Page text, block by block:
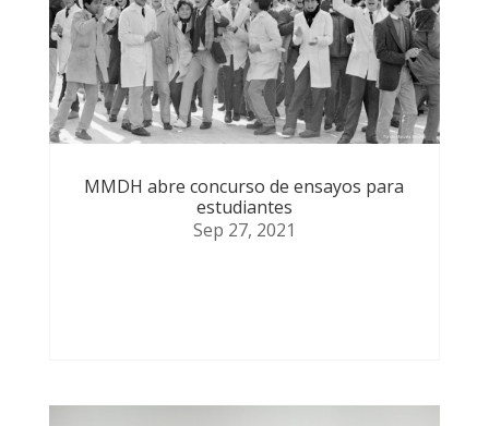
MMDH abre concurso de ensayos para
estudiantes
Sep 27, 2021